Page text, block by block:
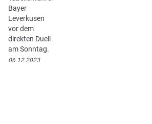
Bayer
Leverkusen
vor dem
direkten Duell
am Sonntag.
06.12.2023